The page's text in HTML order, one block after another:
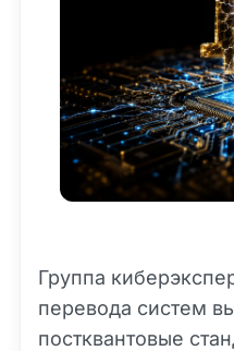
Группа
перевода систем
постквантовые